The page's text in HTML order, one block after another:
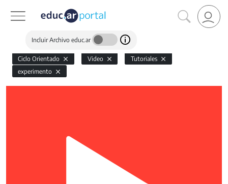
Incluir Archivo educ.ar
Ciclo Orientado Video
Tutoriales
experimento